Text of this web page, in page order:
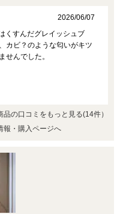
2026/06/07
くすんだグレイッシュブ
カビ？のような匂いがキツ
せんでした。
品の口コミをもっと見る(14件）
報・購入ページへ